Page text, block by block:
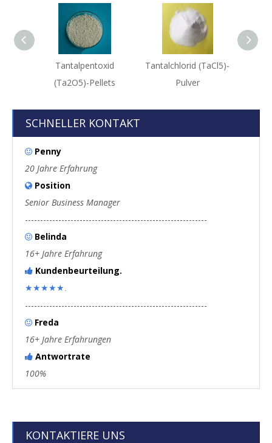
Tantalpentoxid
(Ta2O5)-Pellets
Tantalchlorid (TaCl5)-
Pulver
SCHNELLER KONTAKT
 Penny
20 Jahre Erfahrung
 Position
Senior Business Manager
------------------------------------------------------------
 Belinda
16+ Jahre Erfahrung
 Kundenbeurteilung.
★★★★★.
------------------------------------------------------------
 Freda
16+ Jahre Erfahrungen
 Antwortrate
100%
KONTAKTIERE UNS